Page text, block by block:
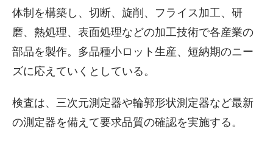
体制を構築し、切断、旋削、フライス加工、研
磨、熱処理、表面処理などの加工技術で各産業の
部品を製作。多品種小ロット生産、短納期のニー
ズに応えていくとしている。
検査は、三次元測定器や輪郭形状測定器など最新
の測定器を備えて要求品質の確認を実施する。